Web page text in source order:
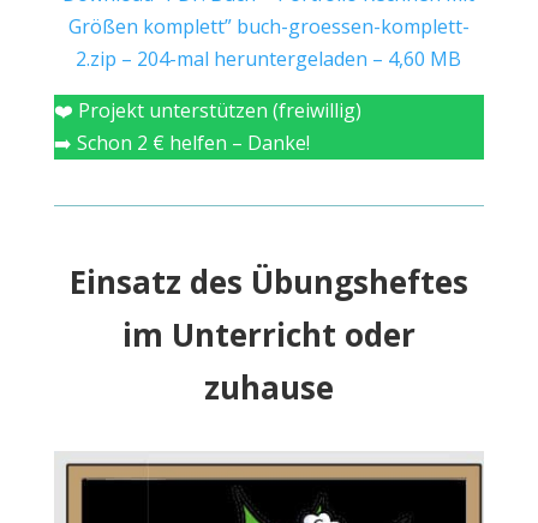
Größen komplett” buch-groessen-komplett-
2.zip – 204-mal heruntergeladen – 4,60 MB
❤️ Projekt unterstützen (freiwillig)
➡️ Schon 2 € helfen – Danke!
Einsatz des Übungsheftes
im Unterricht oder
zuhause